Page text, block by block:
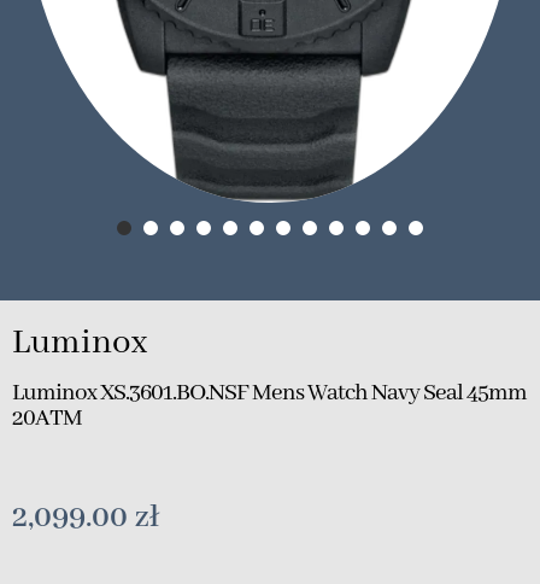
Luminox
Luminox XS.3601.BO.NSF Mens Watch Navy Seal 45mm
20ATM
2,099.00 zł